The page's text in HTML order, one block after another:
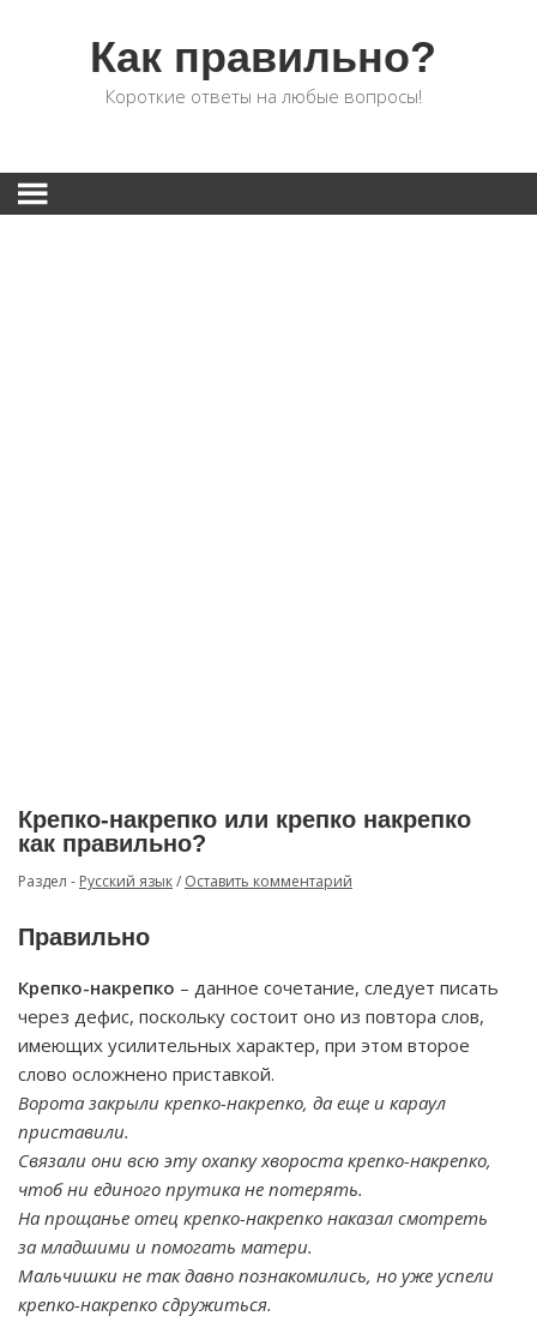
Как правильно?
Короткие ответы на любые вопросы!
Крепко-накрепко или крепко накрепко
как правильно?
Раздел - Русский язык/ Оставить комментарий
Правильно
Крепко-накрепко – данное сочетание, следует писать
через дефис, поскольку состоит оно из повтора слов,
имеющих усилительных характер, при этом второе
слово осложнено приставкой.
Ворота закрыли крепко-накрепко, да еще и караул
приставили.
Связали они всю эту охапку хвороста крепко-накрепко,
чтоб ни единого прутика не потерять.
На прощанье отец крепко-накрепко наказал смотреть
за младшими и помогать матери.
Мальчишки не так давно познакомились, но уже успели
крепко-накрепко сдружиться.